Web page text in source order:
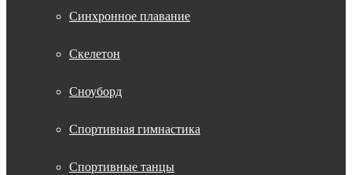
Синхронное плавание
Скелетон
Сноуборд
Спортивная гимнастика
Спортивные танцы